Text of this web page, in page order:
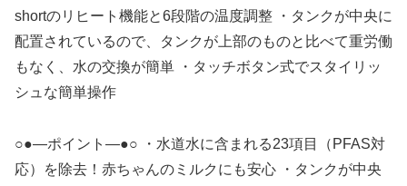
shortのリヒート機能と6段階の温度調整 ・タンクが中央に
配置されているので、タンクが上部のものと比べて重労働
もなく、水の交換が簡単 ・タッチボタン式でスタイリッ
シュな簡単操作
○●—ポイント—●○ ・水道水に含まれる23項目（PFAS対
応）を除去！赤ちゃんのミルクにも安心 ・タンクが中央